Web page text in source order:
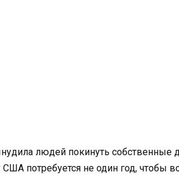
людей покинуть собственные
потребуется не один год, чтобы